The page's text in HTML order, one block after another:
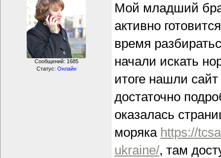
Сообщений: 1685
Статус: Онлайн
Мой младший
активно
время
начали искать
итоге нашли
достаточно
оказалась
моряка https://
ukraine/, там